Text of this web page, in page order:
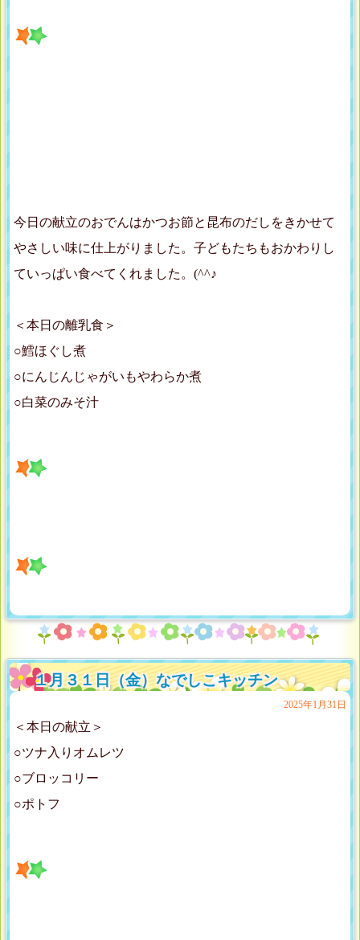
今日の献立のおでんはかつお節と昆布のだしをきかせて
やさしい味に仕上がりました。子どもたちもおかわりし
ていっぱい食べてくれました。(^^♪
＜本日の離乳食＞
○鱈ほぐし煮
○にんじんじゃがいもやわらか煮
○白菜のみそ汁
１月３１日（金）なでしこキッチン
2025年1月31日
＜本日の献立＞
○ツナ入りオムレツ
○ブロッコリー
○ポトフ